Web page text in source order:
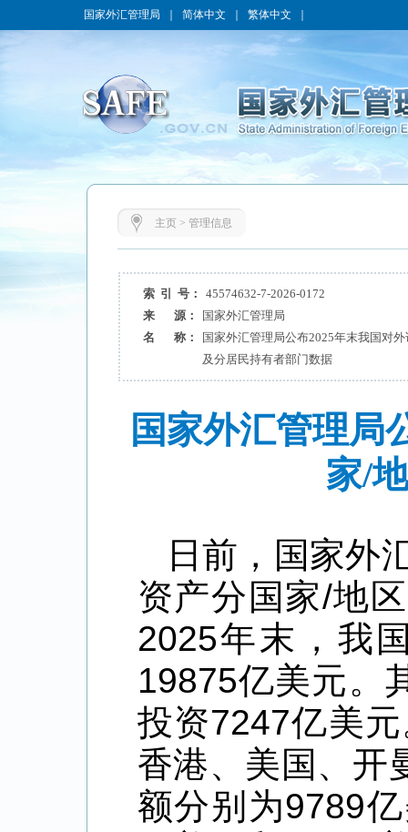
国家外汇管理局 简体中文 繁体中文
主页> 管理信息
索 引 号：
45574632-7-2026-0172
来 源：
国家外汇管理局
名 称：
国家外汇管理局公布2025年末我国对
及分居民持有者部门数据
国家外汇管理局
家/
日前，国家外
资产分国家/地
2025年末，我
19875亿美元。
投资7247亿美
香港、美国、开
额分别为9789